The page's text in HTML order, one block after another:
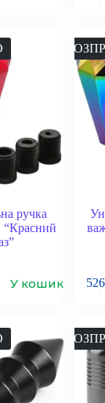
ручка
У кошик 526